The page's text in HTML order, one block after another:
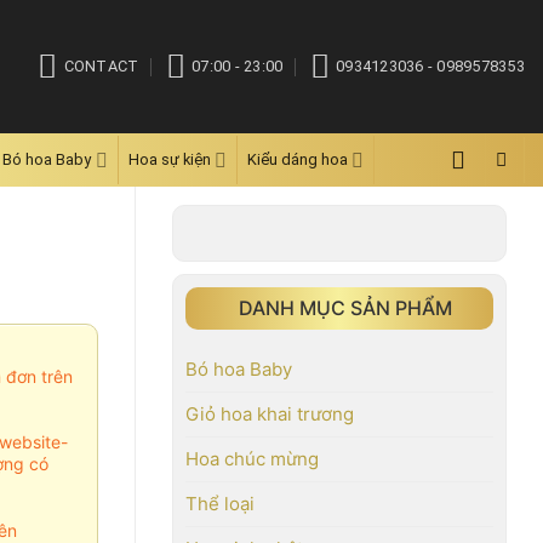
CONTACT 07:00 - 23:00 0934123036 - 0989578353
Bó hoa Baby Hoa sự kiện Kiểu dáng hoa
DANH MỤC SẢN PHẨM
Bó hoa Baby
Giỏ hoa khai trương
Hoa chúc mừng
Thể loại
đơn trên
có